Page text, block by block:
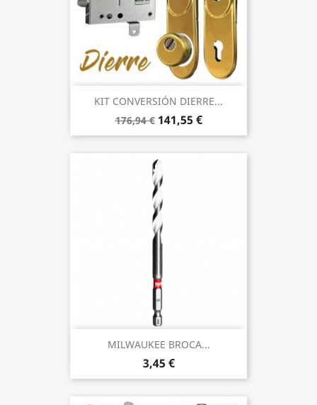
KIT CONVERSIÓN DIERRE...
176,94 € 141,55 €
MILWAUKEE BROCA...
3,45 €